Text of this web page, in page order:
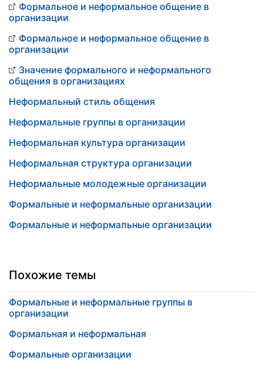
Формальное и неформальное общение в
организации
Формальное и неформальное общение в
организации
Значение формального и неформального
общения в организациях
Неформальный стиль общения
Неформальные группы в организации
Неформальная культура организации
Неформальная структура организации
Неформальные молодежные организации
Формальные и неформальные организации
Формальные и неформальные организации
Похожие темы
Формальные и неформальные группы в
организации
Формальная и неформальная
Формальные организации